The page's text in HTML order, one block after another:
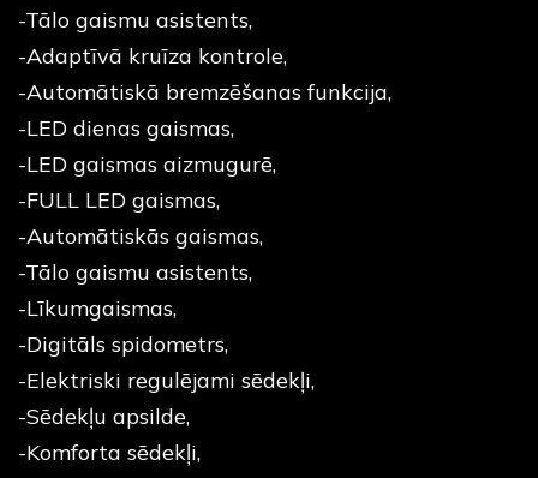
-Tālo gaismu asistents,
-Adaptīvā kruīza kontrole,
-Automātiskā bremzēšanas funkcija,
-LED dienas gaismas,
-LED gaismas aizmugurē,
-FULL LED gaismas,
-Automātiskās gaismas,
-Tālo gaismu asistents,
-Līkumgaismas,
-Digitāls spidometrs,
-Elektriski regulējami sēdekļi,
-Sēdekļu apsilde,
-Komforta sēdekļi,